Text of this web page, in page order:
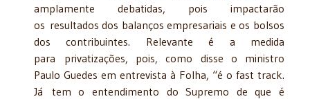
amplamente debatidas, pois impactarão
os resultados dos balanços empresariais e os bolsos
dos contribuintes. Relevante é a medida
para privatizações, pois, como disse o ministro
Paulo Guedes em entrevista à Folha, “é o fast track.
Já tem o entendimento do Supremo de que é